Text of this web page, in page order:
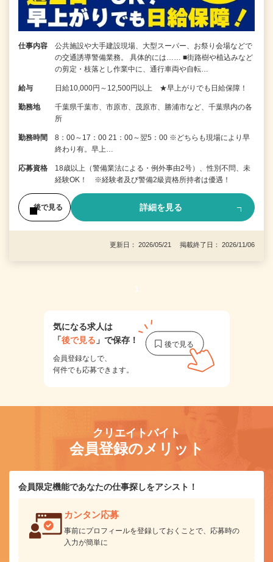
仕事内容
公共施設や大手建設現場、大型スーパー、お祭り会場などで
の交通誘導警備業務。 具体的には…… ■街路樹や植込みなど
の剪定・枝落とし作業中に、通行車両や自転…
給与 日給10,000円～12,500円以上 ★早上がりでも日給保障！
勤務地
千葉県千葉市、市原市、茂原市、勝浦市など、千葉県内の各
所
勤務時間
8：00～17：00 21：00～翌5：00 ※どちらも現場により早
終わり有。早上…
応募資格
18歳以上（警備業法による・例外事由2号）、性別不問、未
経験OK！ ※経験者及び警備2級資格所持者は優遇！
後で見る 詳細を見る
更新日： 2026/05/21 掲載終了日： 2026/11/06
1
気になる求人は
「後で見る 」で保存！
会員登録なしで、
何件でも応募できます。
クリエイトバイト
会員登録のメリット
会員限定機能であなたの仕事探しをアシスト！
カンタン応募
事前にプロフィールを登録しておくことで、応募時の
入力が簡単に